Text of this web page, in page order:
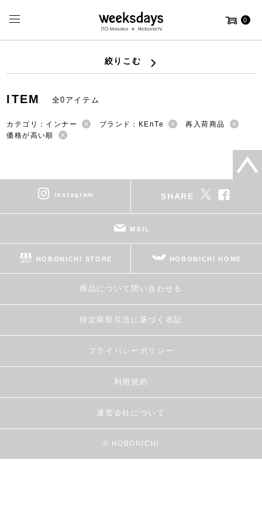
0
絞りこむ
ITEM 全0アイテム
カテゴリ：インナー ブランド：KEnTe
再入荷商品
価格が高い順
instagram SHARE
MAIL
HOBONICHI STORE HOBONICHI HOME
商品について問い合わせる
特定商取引法に基づく表記
プライバシーポリシー
利用規約
運営会社について
© HOBONICHI